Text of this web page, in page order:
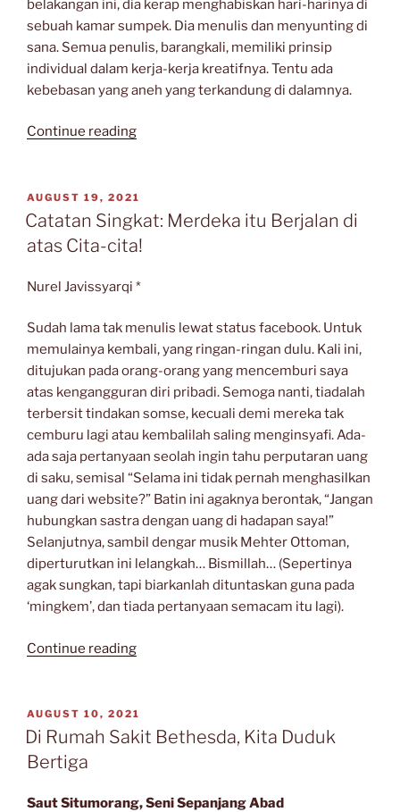
belakangan ini, dia kerap menghabiskan hari-harinya di
sebuah kamar sumpek. Dia menulis dan menyunting di
sana. Semua penulis, barangkali, memiliki prinsip
individual dalam kerja-kerja kreatifnya. Tentu ada
kebebasan yang aneh yang terkandung di dalamnya.
Continue reading“Sampaikan
Kepada
Maksimin”
POSTED
ON
AUGUST 19, 2021
Catatan Singkat: Merdeka itu Berjalan di
atas Cita-cita!
Nurel Javissyarqi *
Sudah lama tak menulis lewat status facebook. Untuk
memulainya kembali, yang ringan-ringan dulu. Kali ini,
ditujukan pada orang-orang yang mencemburi saya
atas kengangguran diri pribadi. Semoga nanti, tiadalah
terbersit tindakan somse, kecuali demi mereka tak
cemburu lagi atau kembalilah saling menginsyafi. Ada-
ada saja pertanyaan seolah ingin tahu perputaran uang
di saku, semisal “Selama ini tidak pernah menghasilkan
uang dari website?” Batin ini agaknya berontak, “Jangan
hubungkan sastra dengan uang di hadapan saya!”
Selanjutnya, sambil dengar musik Mehter Ottoman,
diperturutkan ini lelangkah… Bismillah… (Sepertinya
agak sungkan, tapi biarkanlah dituntaskan guna pada
‘mingkem’, dan tiada pertanyaan semacam itu lagi).
Continue reading“Catatan
itu
Berjalan
Cita-
POSTED
ON
AUGUST 10, 2021
Di Rumah Sakit Bethesda, Kita Duduk
Bertiga
Saut Situmorang, Seni Sepanjang Abad